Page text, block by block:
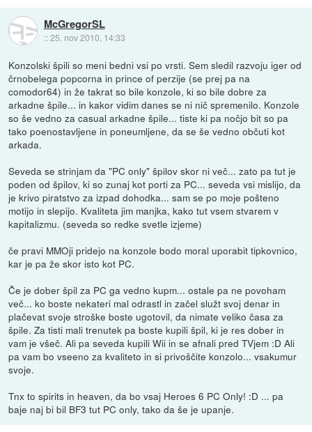
McGregorSL
::25. nov 2010, 14:33
Konzolski špili so meni bedni vsi po vrsti. Sem sledil razvoju iger od
črnobelega popcorna in prince of perzije (se prej pa na
comodor64) in že takrat so bile konzole, ki so bile dobre za
arkadne špile... in kakor vidim danes se ni nič spremenilo. Konzole
so še vedno za casual arkadne špile... tiste ki pa nočjo bit so pa
tako poenostavljene in poneumljene, da se še vedno občuti kot
arkada.
Seveda se strinjam da "PC only" špilov skor ni več... zato pa tut je
poden od špilov, ki so zunaj kot porti za PC... seveda vsi mislijo, da
je krivo piratstvo za izpad dohodka... sam se po moje pošteno
motijo in slepijo. Kvaliteta jim manjka, kako tut vsem stvarem v
kapitalizmu. (seveda so redke svetle izjeme)
če pravi MMOji pridejo na konzole bodo moral uporabit tipkovnico,
kar je pa že skor isto kot PC.
Če je dober špil za PC ga vedno kupm... ostale pa ne povoham
več... ko boste nekateri mal odrastl in začel služt svoj denar in
plačevat svoje stroške boste ugotovil, da nimate veliko časa za
špile. Za tisti mali trenutek pa boste kupili špil, ki je res dober in
vam je všeč. Ali pa seveda kupili Wii in se afnali pred TVjem :D Ali
pa vam bo vseeno za kvaliteto in si privoščite konzolo... vsakumur
svoje.
Tnx to spirits in heaven, da bo vsaj Heroes 6 PC Only! :D ... pa
baje naj bi bil BF3 tut PC only, tako da še je upanje.